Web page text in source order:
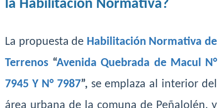
la Habilitación Normativa?
La propuesta de Habilitación Normativa de
Terrenos “Avenida Quebrada de Macul
N°
7945 Y N° 7987”, se emplaza al interior del
área urbana de la comuna de Peñalolén, y